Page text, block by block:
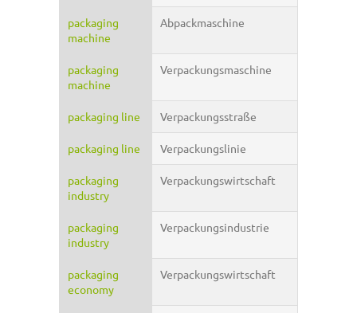
packaging
machine
Abpackmaschine
packaging
machine
Verpackungsmaschine
packaging line Verpackungsstraße
packaging line Verpackungslinie
packaging
industry
Verpackungswirtschaft
packaging
industry
Verpackungsindustrie
packaging
economy
Verpackungswirtschaft